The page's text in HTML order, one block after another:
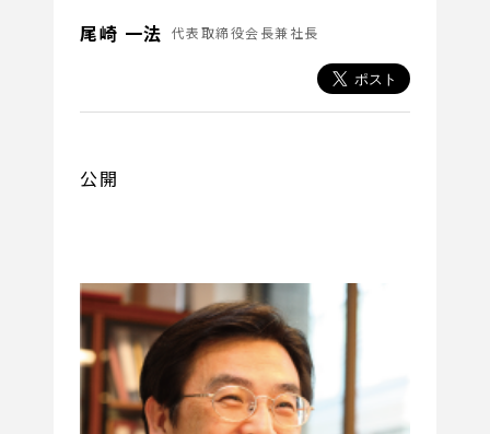
尾崎 一法 代表取締役会長兼社長
公開